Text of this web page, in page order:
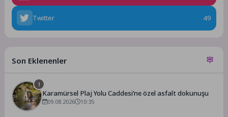
Twitter 49
Son Eklenenler
1
Karamürsel Plaj Yolu Caddesi’ne özel asfalt dokunuşu
09.08.2026 10:35